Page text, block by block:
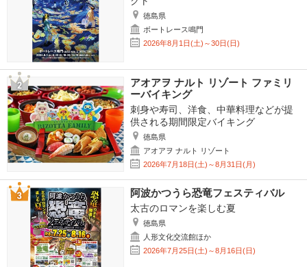
徳島県
ボートレース鳴門
2026年8月1日(土)～30日(日)
アオアヲ ナルト リゾート ファミリ
ーバイキング
刺身や寿司、洋食、中華料理などが提
供される期間限定バイキング
徳島県
アオアヲ ナルト リゾート
2026年7月18日(土)～8月31日(月)
阿波かつうら恐竜フェスティバル
太古のロマンを楽しむ夏
徳島県
人形文化交流館ほか
2026年7月25日(土)～8月16日(日)